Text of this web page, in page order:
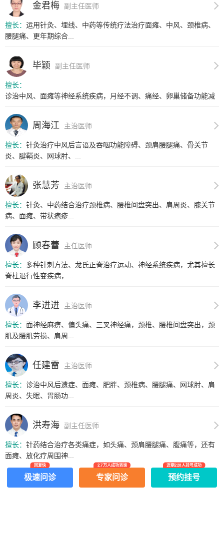
金君梅 副主任医师
擅长： 运用针灸、埋线、中药等传统疗法治疗面瘫、中风、颈椎病、
腰腿痛、更年期综合...
毕颖 副主任医师
擅长：
诊治中风、面瘫等神经系统疾病，月经不调、痛经、卵巢储备功能减
周海江 主治医师
擅长： 针灸治疗中风后言语及吞咽功能障碍、颈肩腰腿痛、骨关节
炎、腱鞘炎、网球肘、...
张慧芳 主治医师
擅长： 针灸、中药结合治疗颈椎病、腰椎间盘突出、肩周炎、膝关节
病、面瘫、带状疱疹...
顾春蕾 主任医师
擅长： 多种针刺方法、龙氏正脊治疗运动、神经系统疾病，尤其擅长
脊柱退行性变疾病，...
李进进 主治医师
擅长： 面神经麻痹、偏头痛、三叉神经痛，颈椎、腰椎间盘突出，颈
肌及腰肌劳损、肩周...
任建雷 主治医师
擅长： 诊治中风后遗症、面瘫、肥胖、颈椎病、腰腿痛、网球肘、肩
周炎、失眠、胃肠功...
洪寿海 副主任医师
擅长： 针药结合治疗各类痛症，如头痛、颈肩腰腿痛、腹痛等，还有
面瘫、放化疗周围神...
上一页 1/2 下一页
极速问诊
回复快
专家问诊
2.7万人成功咨询
预约挂号
近期228人挂号成功